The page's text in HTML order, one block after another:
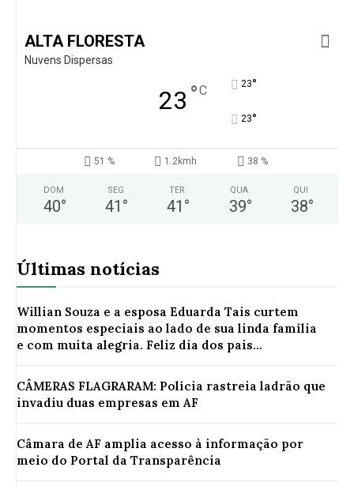
ALTA FLORESTA
Nuvens Dispersas
23 °C 23°
23°
51 % 1.2kmh 38 %
DOM
40°
SEG
41 °
TER
41 °
QUA
39°
QUI
38°
Últimas notícias
Willian Souza e a esposa Eduarda Tais curtem
momentos especiais ao lado de sua linda família
e com muita alegria. Feliz dia dos pais...
CÂMERAS FLAGRARAM: Polícia rastreia ladrão que
invadiu duas empresas em AF
Câmara de AF amplia acesso à informação por
meio do Portal da Transparência